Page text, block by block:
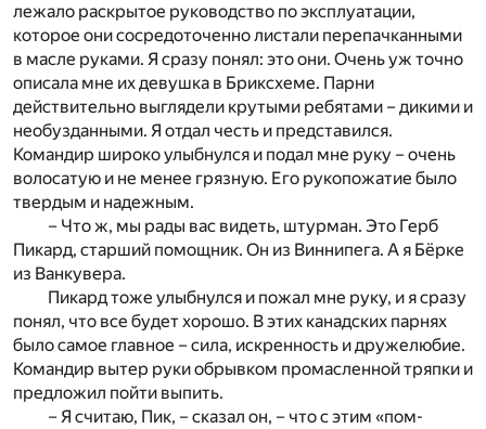
лежало раскрытое руководство по эксплуатации,
которое они сосредоточенно листали перепачканными
в масле руками. Я сразу понял: это они. Очень уж точно
описала мне их девушка в Бриксхеме. Парни
действительно выглядели крутыми ребятами – дикими и
необузданными. Я отдал честь и представился.
Командир широко улыбнулся и подал мне руку – очень
волосатую и не менее грязную. Его рукопожатие было
твердым и надежным.
– Что ж, мы рады вас видеть, штурман. Это Герб
Пикард, старший помощник. Он из Виннипега. А я Бёрке
из Ванкувера.
Пикард тоже улыбнулся и пожал мне руку, и я сразу
понял, что все будет хорошо. В этих канадских парнях
было самое главное – сила, искренность и дружелюбие.
Командир вытер руки обрывком промасленной тряпки и
предложил пойти выпить.
– Я считаю, Пик, – сказал он, – что с этим «пом-